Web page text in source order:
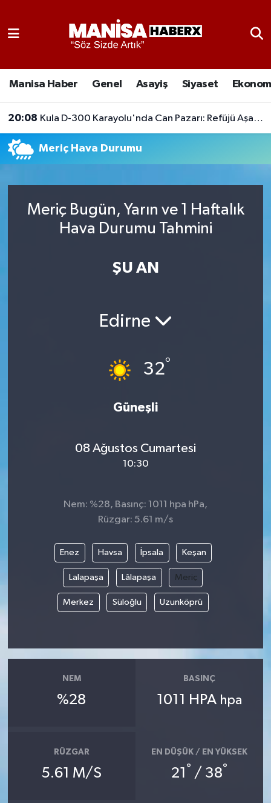
Manisa Haber Genel Asayiş Siyaset
20:08 Kula D-300 Karayolu'nda Can Pazarı: Refüjü Aşan Otomobil Karşı Şeride Geçti,
Meriç Hava Durumu
Meriç Bugün, Yarın ve 1 Haftalık
Hava Durumu Tahmini
ŞU AN
Edirne
32°
Güneşli
08 Ağustos Cumartesi
10:30
Nem: %28, Basınç: 1011 hpa hPa,
Rüzgar: 5.61 m/s
Enez Havsa İpsala Keşan
Lalapaşa Lâlapaşa Meriç
Merkez Süloğlu Uzunköprü
NEM
%28
BASINÇ
1011 HPA hpa
RÜZGAR
5.61 M/S
EN DÜŞÜK / EN YÜKSEK
21 ° / 38°
Kültür-Sanat
Gizlilik Sözleşmesi
Manisa Nöbetçi Eczaneler
Son Dakika Haberleri